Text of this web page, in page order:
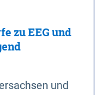
zu EEG und
und